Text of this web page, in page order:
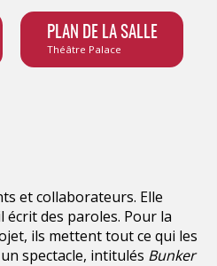
PLAN DE LA SALLE
Théâtre Palace
et collaborateurs. Elle
écrit des paroles. Pour la
ils mettent tout ce qui les
spectacle, intitulés Bunker